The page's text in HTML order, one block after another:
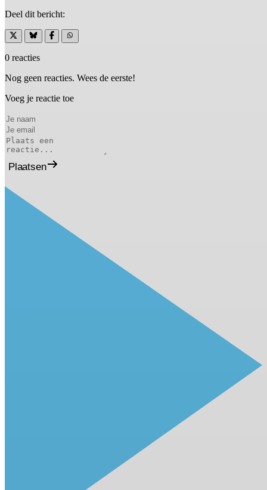
Deel dit bericht:
0 reacties
Nog geen reacties. Wees de eerste!
Voeg je reactie toe
Plaatsen